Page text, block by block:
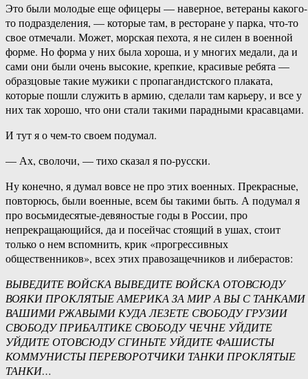
Это были молодые еще офицеры — наверное, ветераны какого-
то подразделения, — которые там, в ресторане у парка, что-то
свое отмечали. Может, морская пехота, я не силен в военной
форме. Но форма у них была хороша, и у многих медали, да и
сами они были очень высокие, крепкие, красивые ребята —
образцовые такие мужики с пропагандистского плаката,
которые пошли служить в армию, сделали там карьеру, и все у
них так хорошо, что они стали такими парадными красавцами.
И тут я о чем-то своем подумал.
— Ах, сволочи, — тихо сказал я по-русски.
Ну конечно, я думал вовсе не про этих военных. Прекрасные,
повторюсь, были военные, всем бы такими быть. А подумал я
про восьмидесятые-девяностые годы в России, про
непрекращающийся, да и посейчас стоящий в ушах, стоит
только о нем вспомнить, крик «прогрессивных
общественников», всех этих правозащечников и либерастов:
ВЫВЕДИТЕ ВОЙСКА ВЫВЕДИТЕ ВОЙСКА ОТОВСЮДУ
ВОЯКИ ПРОКЛЯТЫЕ АМЕРИКА ЗА МИР А ВЫ С ТАНКАМИ
ВАШИМИ РЖАВЫМИ КУДА ЛЕЗЕТЕ СВОБОДУ ГРУЗИИ
СВОБОДУ ПРИБАЛТИКЕ СВОБОДУ ЧЕЧНЕ УЙДИТЕ
УЙДИТЕ ОТОВСЮДУ СГИНЬТЕ УЙДИТЕ ФАШИСТЫ
КОММУНИСТЫ ПЕРЕВОРОТЧИКИ ТАНКИ ПРОКЛЯТЫЕ
ТАНКИ…